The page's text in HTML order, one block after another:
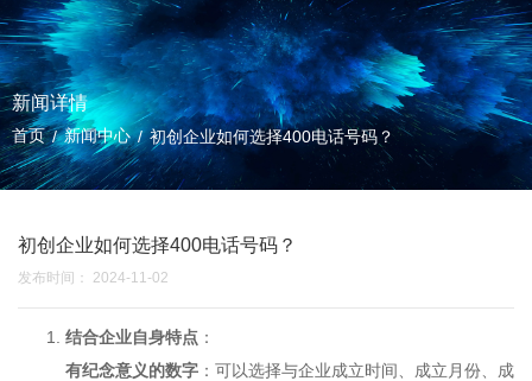
新闻详情
首页/新闻中心 /初创企业如何选择400电话号码？
初创企业如何选择400电话号码？
发布时间： 2024-11-02
结合企业自身特点 ：
有纪念意义的数字 ：可以选择与企业成立时间、成立月份、成